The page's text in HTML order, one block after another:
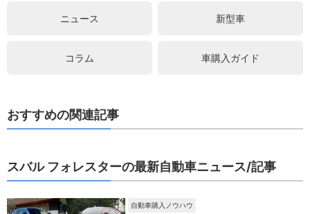
ニュース 新型車
コラム 車購入ガイド
おすすめの関連記事
スバル フォレスターの最新自動車ニュース/記事
自動車購入ノウハウ